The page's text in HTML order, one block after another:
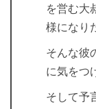
を営む大
様になり
そんな彼
に気をつ
そして予